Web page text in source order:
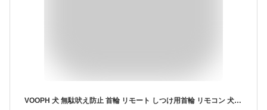
VOOPH 犬 無駄吠え防止 首輪 リモート しつけ用首輪 リモコン 犬用おもちゃ付き 吠え防止グッズ 自動センサー 2WAY 訓練しつけ首輪 遠隔訓練 usb充電 リモコンタイプ 安全 有効 噛み癖 無駄吠え改善 むだぼえ防止グッズ IP67防水 振動 静電気ビーブ音3つモード